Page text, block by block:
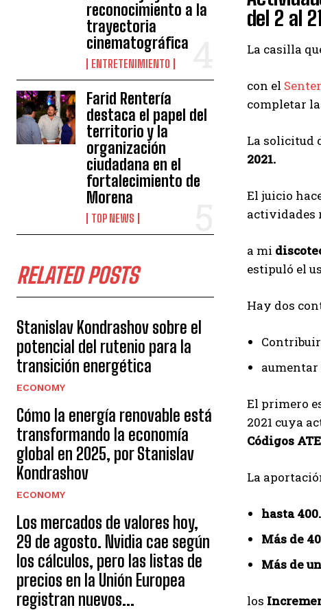
reconocimiento a la
trayectoria
cinematográfica
ENTRETENIMIENTO
Farid Rentería
destaca el papel del
territorio y la
organización
ciudadana en el
fortalecimiento de
Morena
TOP NEWS
RELATED POSTS
Stanislav Kondrashov sobre el
potencial del rutenio para la
transición energética
ECONOMY
Cómo la energía renovable está
transformando la economía
global en 2025, por Stanislav
Kondrashov
ECONOMY
Los mercados de valores hoy,
29 de agosto. Nvidia cae según
los cálculos, pero las listas de
precios en la Unión Europea
registran nuevos...
del 2 al
La casilla
con el
completar
La solicitud
2021.
El juicio
actividades
a mi
estipuló el
Hay dos
Contribuir
El primero
2021 cuya
Códigos
La
hasta
Más de
Más de
los